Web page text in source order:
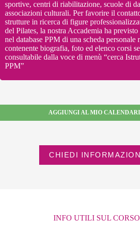
sportive, centri di riabilitazione, scuole di
associazioni culturali. Per favorire il
strutture in ricerca di figure
del Pilates, la nostra Accademia ha previsto
nel database PPM di una scheda personale
contenente biografia, foto ed elenco corsi
consultabile dalla voce di menù “cerca
PPM”
AGGIUNGI AL MIO
CHIEDI
INFO UTILI SUL CORSO